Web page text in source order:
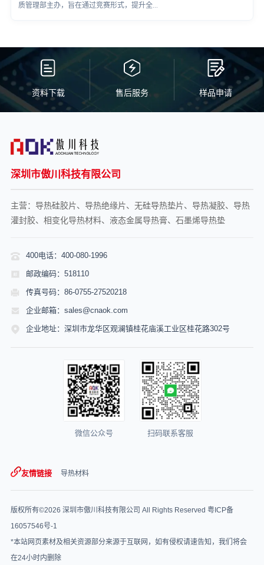
质管理部主办，旨在通过竞赛形式，提升全...
资料下载 售后服务 样品申请
友情链接 导热材料
版权所有©2026 深圳市傲川科技有限公司 All Rights Reserved 粤ICP备
16057546号-1
*本站网页素材及相关资源部分来源于互联网，如有侵权请速告知，我们将会
在24小时内删除
深圳市傲川科技有限公司
主营：导热硅胶片、导热绝缘片、无硅导热垫片、导热凝胶、导热
灌封胶、相变化导热材料、液态金属导热膏、石墨烯导热垫
400电话：400-080-1996
邮政编码：518110
传真号码：86-0755-27520218
企业邮箱：sales@cnaok.com
企业地址：深圳市龙华区观澜镇桂花庙溪工业区桂花路302号
微信公众号 扫码联系客服